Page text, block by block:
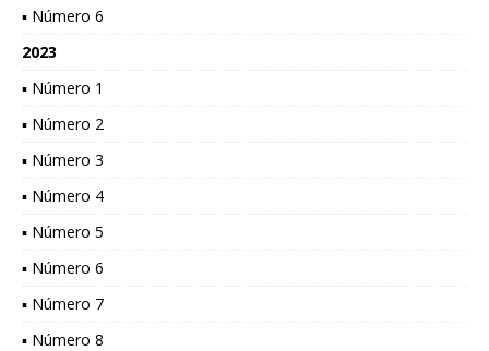
▪ Número 6
2023
▪ Número 1
▪ Número 2
▪ Número 3
▪ Número 4
▪ Número 5
▪ Número 6
▪ Número 7
▪ Número 8